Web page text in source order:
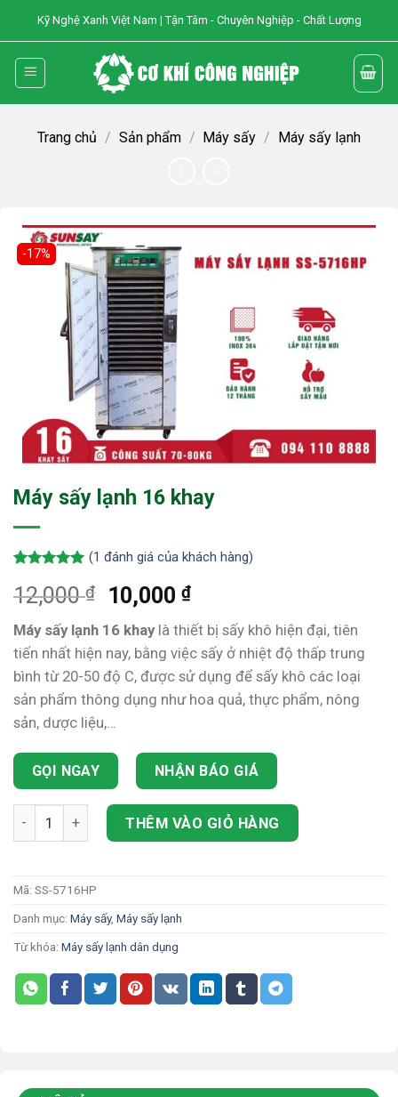
content
Kỹ Nghệ Xanh Việt Nam | Tận Tâm - Chuyên Nghiệp - Chất Lượng
Trang chủ / Sản phẩm / Máy sấy / Máy sấy lạnh
-17%
Máy sấy lạnh 16 khay
dựa trên
đánh giá
(1 đánh giá của khách hàng)
12,000₫ 10,000 ₫
Máy sấy lạnh 16 khaylà thiết bị sấy khô hiện đại, tiên
tiến nhất hiện nay, bằng việc sấy ở nhiệt độ thấp trung
bình từ 20-50 độ C, được sử dụng để sấy khô các loại
sản phẩm thông dụng như hoa quả, thực phẩm, nông
sản, dược liệu,…
GỌI NGAY NHẬN BÁO GIÁ
Máy sấy lạnh 16 khay số lượngTHÊM VÀO GIỎ HÀNG
Mã: SS-5716HP
Danh mục: Máy sấy, Máy sấy lạnh
Từ khóa: Máy sấy lạnh dân dụng